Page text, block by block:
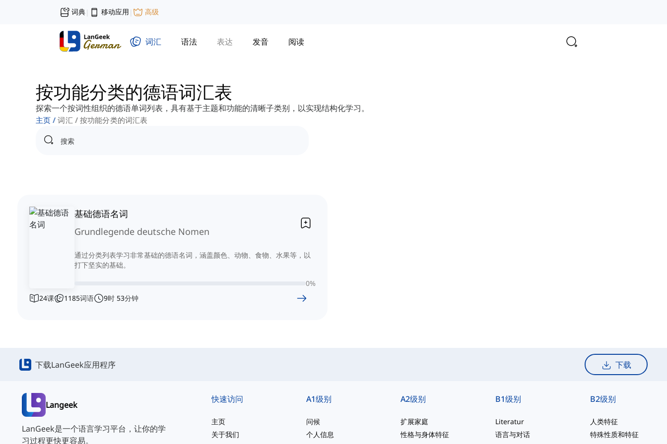
词典| 移动应用 | 高级
词汇 语法 表达 发音 阅读
按功能分类的德语词汇表
探索一个按词性组织的德语单词列表，具有基于主题和功能的清晰子类别，以实现结构化学习。
主页 词汇 按功能分类的词汇表
基础德语名词
Grundlegende deutsche Nomen
通过分类列表学习非常基础的德语名词，涵盖颜色、动物、食物、水果等，以
打下坚实的基础。
0%
24课 1185词语 9时 53分钟
下载LanGeek应用程序 下载
Langeek
LanGeek是一个语言学习平台，让你的学
习过程更快更容易。
快速访问
主页
关于我们
A1级别
问候
个人信息
A2级别
扩展家庭
性格与身体特征
B1级别
Literatur
语言与对话
B2级别
人类特征
特殊性质和特征